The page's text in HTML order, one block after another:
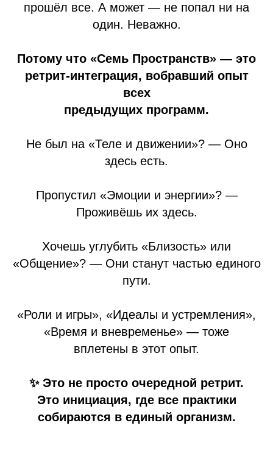
прошёл все. А может — не попал ни на
один. Неважно.
Потому что «Семь Пространств» — это
ретрит-интеграция, вобравший опыт
всех
предыдущих программ.
Не был на «Теле и движении»? — Оно
здесь есть.
Пропустил «Эмоции и энергии»? —
Проживёшь их здесь.
Хочешь углубить «Близость» или
«Общение»? — Они станут частью единого
пути.
«Роли и игры», «Идеалы и устремления»,
«Время и вневременье» — тоже
вплетены в этот опыт.
✨ Это не просто очередной ретрит.
Это инициация, где все практики
собираются в единый организм.